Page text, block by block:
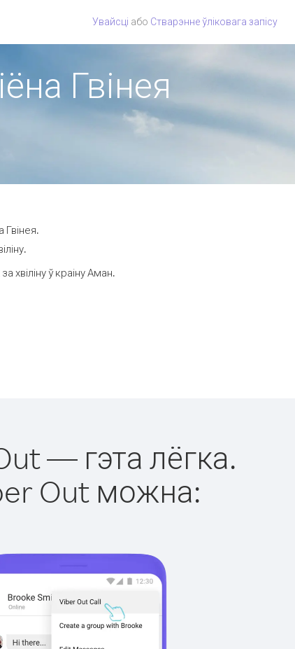
Увайсці або Стварэнне ўліковага запісу
Гвінея
ў краіну Аман.
— гэта лёгка.
Out можна: